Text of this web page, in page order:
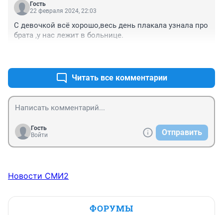
Гость
22 февраля 2024, 22:03
С девочкой всё хорошо,весь день плакала узнала про
брата ,у нас лежит в больнице.
Читать все комментарии
Гость
Войти
Отправить
Новости СМИ2
ФОРУМЫ